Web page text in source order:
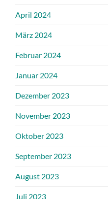
April 2024
März 2024
Februar 2024
Januar 2024
Dezember 2023
November 2023
Oktober 2023
September 2023
August 2023
Juli 2023